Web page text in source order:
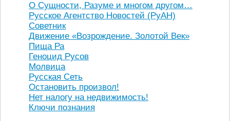
О Сущности, Разуме и многом другом…
Русское Агентство Новостей (РуАН)
Советник
Движение «Возрождение. Золотой Век»
Пища Ра
Геноцид Русов
Молвица
Русская Сеть
Остановить произвол!
Нет налогу на недвижимость!
Ключи познания